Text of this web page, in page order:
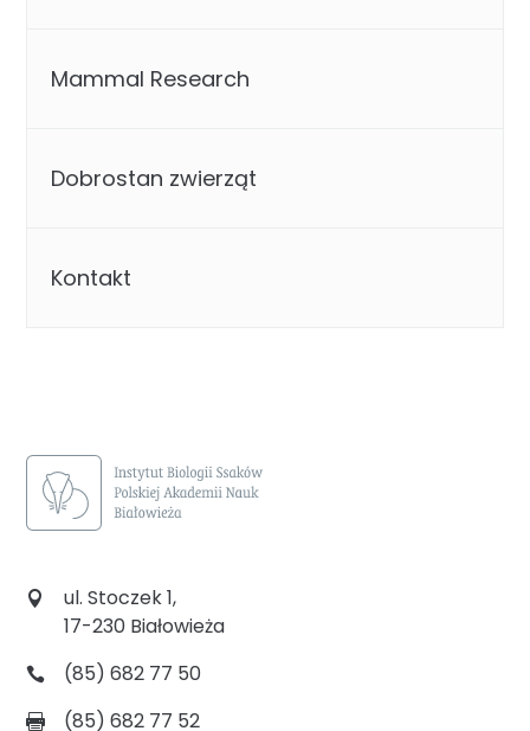
Mammal Research
Dobrostan zwierząt
Kontakt
ul. Stoczek 1,
17-230 Białowieża
(85) 682 77 50
(85) 682 77 52